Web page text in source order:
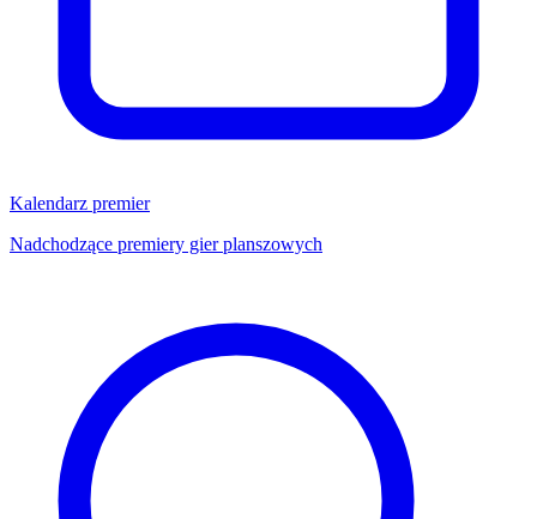
Kalendarz premier
Nadchodzące premiery gier planszowych